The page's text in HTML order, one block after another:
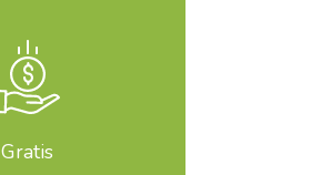
Gratis